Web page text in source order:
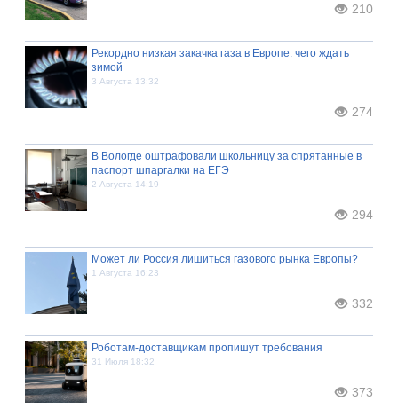
210
Рекордно низкая закачка газа в Европе: чего ждать
зимой
3 Августа 13:32
274
В Вологде оштрафовали школьницу за спрятанные в
паспорт шпаргалки на ЕГЭ
2 Августа 14:19
294
Может ли Россия лишиться газового рынка Европы?
1 Августа 16:23
332
Роботам-доставщикам пропишут требования
31 Июля 18:32
373